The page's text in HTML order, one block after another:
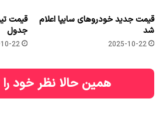
قیمت جدید خودروهای سایپا اعلام
شد
2025-10-22
جدول
22
همین حالا نظر خود